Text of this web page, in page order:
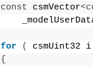
const csmVector<
for (
{